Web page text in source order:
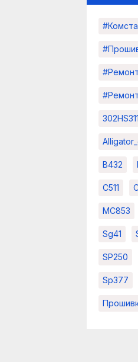
B432
C511
MC853
Sg41
SP250
Sp377